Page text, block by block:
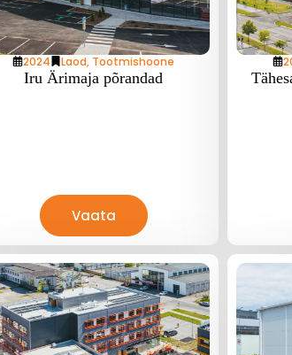
2024 Laod, Tootmishoone
Iru Ärimaja põrandad
Vaata